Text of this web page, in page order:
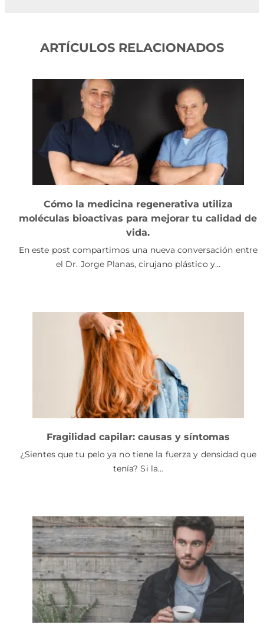
ARTÍCULOS RELACIONADOS
Cómo la medicina regenerativa utiliza
moléculas bioactivas para mejorar tu calidad de
vida.
En este post compartimos una nueva conversación entre
el Dr. Jorge Planas, cirujano plástico y…
Fragilidad capilar: causas y síntomas
¿Sientes que tu pelo ya no tiene la fuerza y densidad que
tenía? Si la…